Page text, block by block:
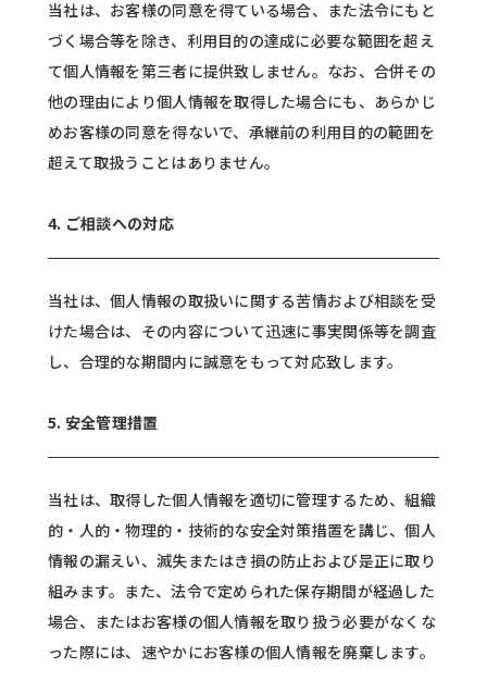
当社は、お客様の同意を得ている場合、また法令にもと
づく場合等を除き、利用目的の達成に必要な範囲を超え
て個人情報を第三者に提供致しません。なお、合併その
他の理由により個人情報を取得した場合にも、あらかじ
めお客様の同意を得ないで、承継前の利用目的の範囲を
超えて取扱うことはありません。
4. ご相談への対応
当社は、個人情報の取扱いに関する苦情および相談を受
けた場合は、その内容について迅速に事実関係等を調査
し、合理的な期間内に誠意をもって対応致します。
5. 安全管理措置
当社は、取得した個人情報を適切に管理するため、組織
的・人的・物理的・技術的な安全対策措置を講じ、個人
情報の漏えい、滅失またはき損の防止および是正に取り
組みます。また、法令で定められた保存期間が経過した
場合、またはお客様の個人情報を取り扱う必要がなくな
った際には、速やかにお客様の個人情報を廃棄します。